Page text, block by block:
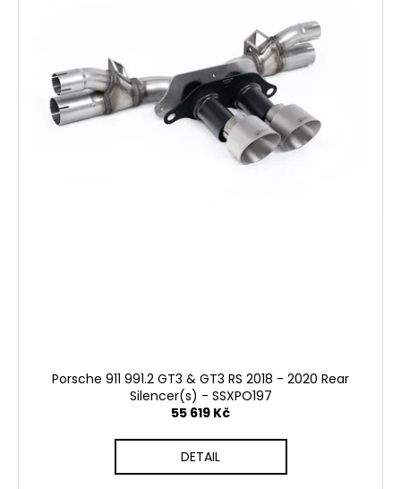
Porsche 911 991.2 GT3 & GT3 RS 2018 - 2020 Rear
Silencer(s) - SSXPO197
55 619 Kč
DETAIL